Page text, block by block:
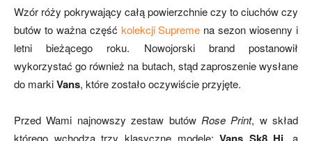
Wzór róży pokrywający całą powierzchnie czy to ciuchów czy
butów to ważna część kolekcji Supreme na sezon wiosenny i
letni bieżącego roku. Nowojorski brand postanowił
wykorzystać go również na butach, stąd zaproszenie wysłane
do markiVans, które zostało oczywiście przyjęte.
Przed Wami najnowszy zestaw butów Rose Print, w skład
którego wchodzą trzy klasyczne modele:
, a